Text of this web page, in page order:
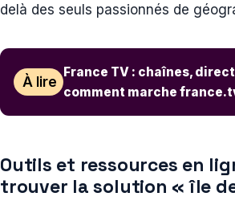
delà des seuls passionnés de
À lire
France TV : chaînes,
comment marche
Outils et ressources en
trouver la solution « île